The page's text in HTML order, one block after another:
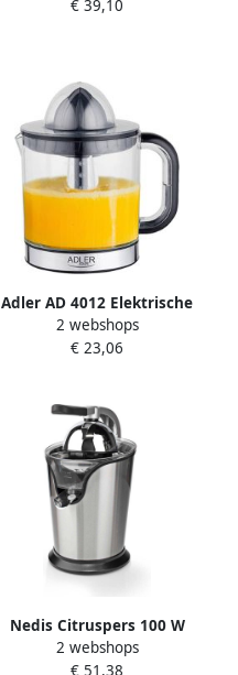
€ 39,10
Adler AD 4012 Elektrische
Citruspers 1.2 L
2 webshops
€ 23,06
Nedis Citruspers 100 W
Aluminium Zwart
2 webshops
€ 51,38